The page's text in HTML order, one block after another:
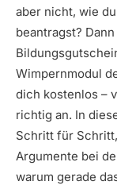
aber nicht, wie
beantragst?
Wimpernmodul
dich kostenlos –
richtig an. In
Schritt für
Argumente bei
warum gerade